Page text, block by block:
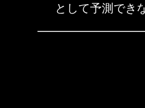
として予測でき